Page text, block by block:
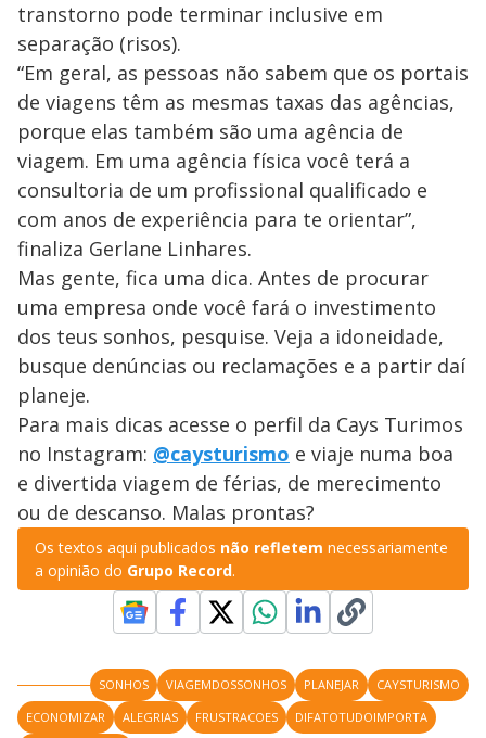
transtorno pode terminar inclusive em
separação (risos).
“Em geral, as pessoas não sabem que os portais
de viagens têm as mesmas taxas das agências,
porque elas também são uma agência de
viagem. Em uma agência física você terá a
consultoria de um profissional qualificado e
com anos de experiência para te orientar”,
finaliza Gerlane Linhares.
Mas gente, fica uma dica. Antes de procurar
uma empresa onde você fará o investimento
dos teus sonhos, pesquise. Veja a idoneidade,
busque denúncias ou reclamações e a partir daí
planeje.
Para mais dicas acesse o perfil da Cays Turimos
no Instagram: @caysturismo e viaje numa boa
e divertida viagem de férias, de merecimento
ou de descanso. Malas prontas?
Os textos aqui publicados não refletem necessariamente
a opinião do Grupo Record.
SONHOS VIAGEMDOSSONHOS PLANEJAR
CAYSTURISMO
ECONOMIZAR
ALEGRIAS FRUSTRACOES DIFATOTUDOIMPORTA